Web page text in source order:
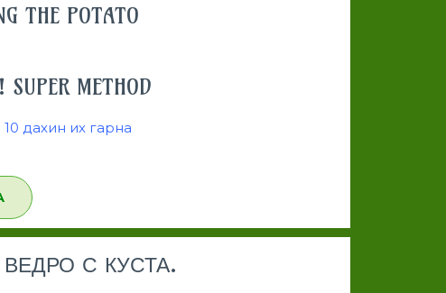
THE POTATO
METHOD
10 дахин их гарна
С КУСТА.